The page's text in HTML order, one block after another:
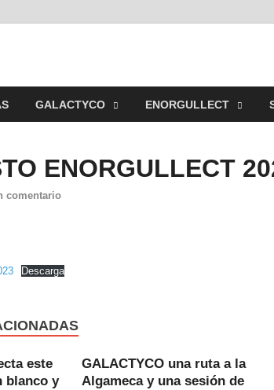
GALACTYCO
GALACTYCO ENORGULLECT
ENORGULLECT
comentario
Descarga
este
blanco y
GALACTYCO una ruta a la
Algameca y una sesión de